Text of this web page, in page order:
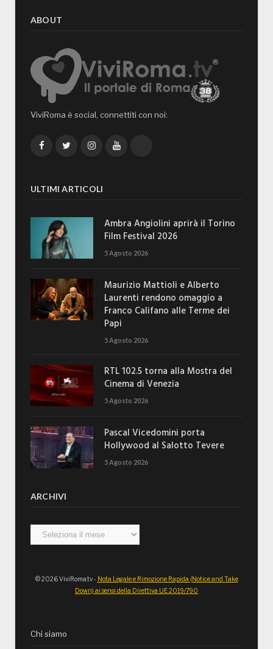
ABOUT
ViviRoma è social, connettiti con noi:
FacebookTwitterInstagramYouTube
ULTIMI ARTICOLI
Ambra Angiolini aprirà il Torino
Film Festival 2026
5 Agosto 2026
Maurizio Mattioli e Alberto
Laurenti rendono omaggio a
Franco Califano alle Terme dei
Papi
5 Agosto 2026
RTL 102.5 torna alla Mostra del
Cinema di Venezia
5 Agosto 2026
Pascal Vicedomini porta
Hollywood al Salotto Tevere
5 Agosto 2026
ARCHIVI
Archivi
© 2026 ViviRoma.tv - Nota Legale e Rimozione Rapida (Notice and Take
Down) ai sensi della Direttiva UE 2019/790
Chi siamo